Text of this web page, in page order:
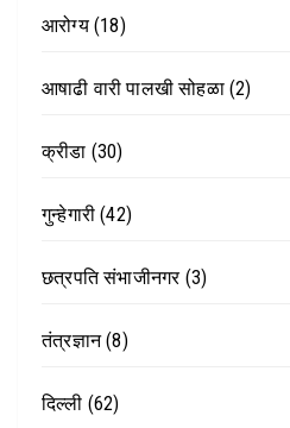
आरोग्य(18)
आषाढी वारी पालखी सोहळा(2)
क्रीडा (30)
गुन्हेगारी (42)
छत्रपति संभाजीनगर(3)
तंत्रज्ञान(8)
दिल्ली (62)